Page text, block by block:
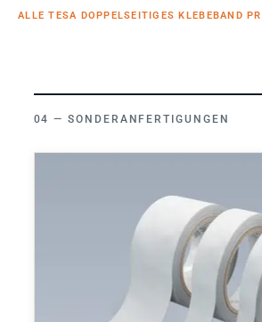
ALLE TESA DOPPELSEITIGES KLEBEBAND
SONDERANFERTIGUNGEN